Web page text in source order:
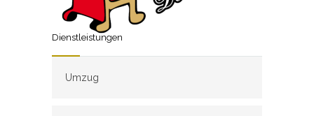
Dienstleistungen
Umzug